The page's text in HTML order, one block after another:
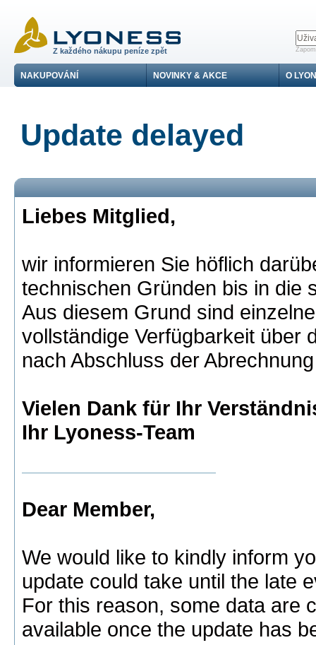
Z každého nákupu peníze zpět
NAKUPOVÁNÍ NOVINKY & AKCE O
Update delayed
Liebes Mitglied,
wir informieren Sie höflich
technischen Gründen bis in die
Aus diesem Grund sind
vollständige Verfügbarkeit über
nach Abschluss der
Vielen Dank für Ihr
Ihr Lyoness-Team
Dear Member,
We would like to kindly inform
update could take until the late
For this reason, some data are
available once the update has